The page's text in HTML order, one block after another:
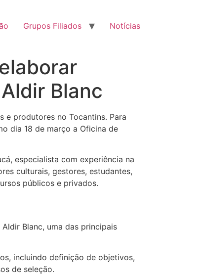
Grupos Filiados Notícias
Blanc
e produtores no Tocantins. Para
dia 18 de março a Oficina de
especialista com experiência na
culturais, gestores, estudantes,
públicos e privados.
Blanc, uma das principais
incluindo definição de objetivos,
de seleção.